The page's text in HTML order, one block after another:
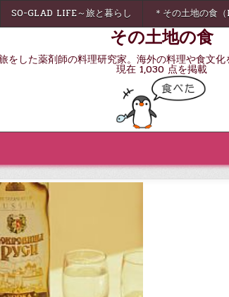
SO-GLAD LIFE～旅と暮らし ＊その土地の食（
その土地の食
をした薬剤師の料理研究家。海外の料理や食文
現在 1,030 点を掲載